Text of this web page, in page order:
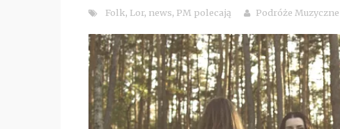
Folk, Lor, news, PM polecają Podróże Muzyczne